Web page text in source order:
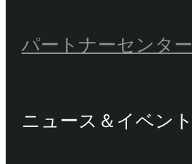
パートナーセンター
ニュース＆イベント